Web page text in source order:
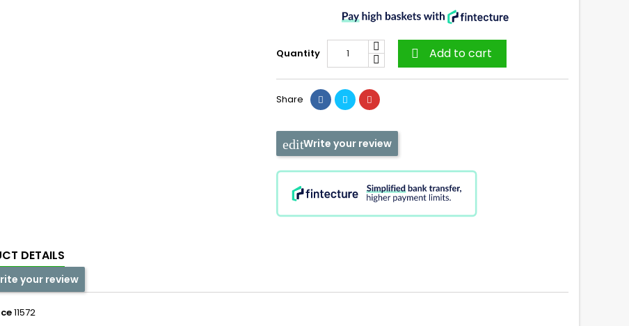
Quantity  Add to cart
Share
Write your review
DETAILS
your review
11572